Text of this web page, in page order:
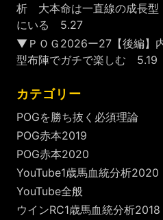
析 大本命は一直線の成長
にいる 5.27
▼ＰＯＧ2026ー27【後編】
型布陣でガチで楽しむ 5.19
カテゴリー
POGを勝ち抜く必須理論
POG赤本2019
POG赤本2020
YouTube1歳馬血統分析2020
YouTube全般
ウインRC1歳馬血統分析2018